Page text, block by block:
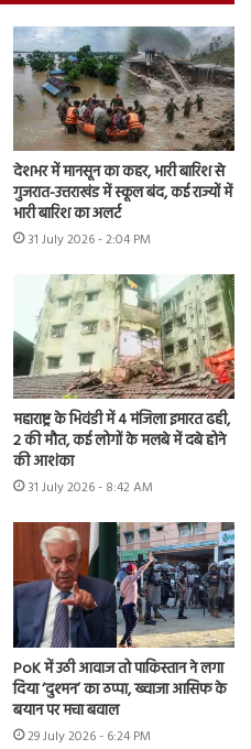
देशभर में मानसून का कहर, भारी बारिश से
गुजरात-उत्तराखंड में स्कूल बंद, कई राज्यों में
भारी बारिश का अलर्ट
31 July 2026 - 2:04 PM
महाराष्ट्र के भिवंडी में 4 मंजिला इमारत ढही,
2 की मौत, कई लोगों के मलबे में दबे होने
की आशंका
31 July 2026 - 8:42 AM
PoK में उठी आवाज तो पाकिस्तान ने लगा
दिया ‘दुश्मन’ का ठप्पा, ख्वाजा आसिफ के
बयान पर मचा बवाल
29 July 2026 - 6:24 PM